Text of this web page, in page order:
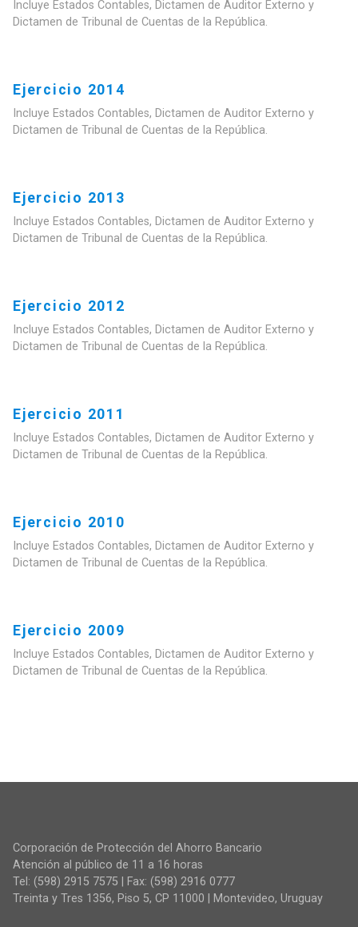
Incluye Estados Contables, Dictamen de Auditor Externo y
Dictamen de Tribunal de Cuentas de la República.
Ejercicio 2014
Incluye Estados Contables, Dictamen de Auditor Externo y
Dictamen de Tribunal de Cuentas de la República.
Ejercicio 2013
Incluye Estados Contables, Dictamen de Auditor Externo y
Dictamen de Tribunal de Cuentas de la República.
Ejercicio 2012
Incluye Estados Contables, Dictamen de Auditor Externo y
Dictamen de Tribunal de Cuentas de la República.
Ejercicio 2011
Incluye Estados Contables, Dictamen de Auditor Externo y
Dictamen de Tribunal de Cuentas de la República.
Ejercicio 2010
Incluye Estados Contables, Dictamen de Auditor Externo y
Dictamen de Tribunal de Cuentas de la República.
Ejercicio 2009
Incluye Estados Contables, Dictamen de Auditor Externo y
Dictamen de Tribunal de Cuentas de la República.
Corporación de Protección del Ahorro Bancario
Atención al público de 11 a 16 horas
Tel: (598) 2915 7575 | Fax: (598) 2916 0777
Treinta y Tres 1356, Piso 5, CP 11000 | Montevideo, Uruguay